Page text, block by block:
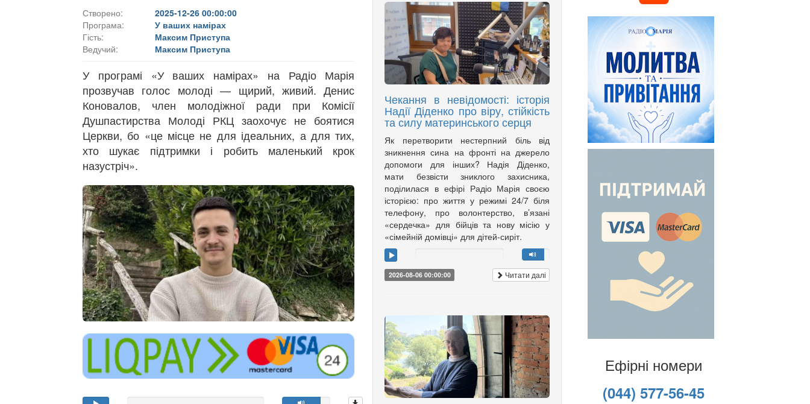
Створено:
2025-12-26 00:00:00
Програма:
У ваших намірах
Гість:
Максим Приступа
Ведучий:
Максим Приступа
У програмі «У ваших намірах» на Радіо Марія
прозвучав голос молоді — щирий, живий. Денис
Коновалов, член молодіжної ради при Комісії
Душпастирства Молоді РКЦ заохочує не боятися
Церкви, бо «це місце не для ідеальних, а для тих,
хто шукає підтримки і робить маленький крок
назустріч».
Чекання в невідомості: історія
Надії Діденко про віру, стійкість
та силу материнського серця
Як перетворити нестерпний біль від
зникнення сина на фронті на джерело
допомоги для інших? Надія Діденко,
мати безвісти зниклого захисника,
поділилася в ефірі Радіо Марія своєю
історією: про життя у режимі 24/7 біля
телефону, про волонтерство, в’язані
«сердечка» для бійців та нову місію у
«сімейній домівці» для дітей-сиріт.
2026-08-06 00:00:00 Читати далі
Ефірні номери
(044) 577-56-45